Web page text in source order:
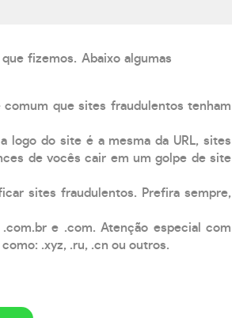
fizemos. Abaixo algumas
que sites fraudulentos tenham
logo do site é a mesma da URL, sites
de vocês cair em um golpe de site
sites fraudulentos. Prefira sempre,
e .com. Atenção especial com
.xyz, .ru, .cn ou outros.